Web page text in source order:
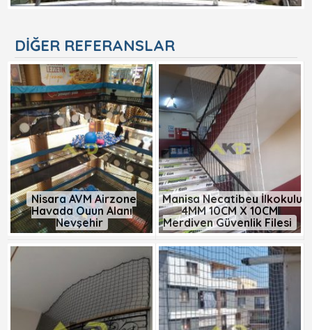
DIĞER REFERANSLAR
Nisara AVM Airzone
Havada Oyun Alanı
Nevşehir
Manisa Necatibey İlkokulu
4MM 10CM X 10CM
Merdiven Güvenlik Filesi